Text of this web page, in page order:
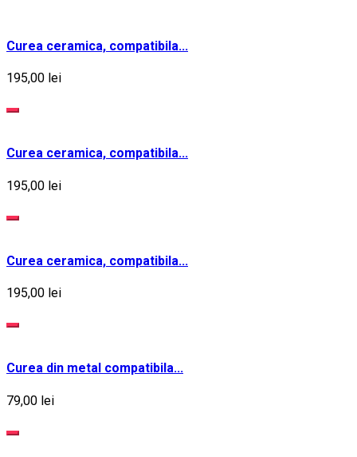
Curea ceramica, compatibila...
195,00 lei
Curea ceramica, compatibila...
195,00 lei
Curea ceramica, compatibila...
195,00 lei
Curea din metal compatibila...
79,00 lei